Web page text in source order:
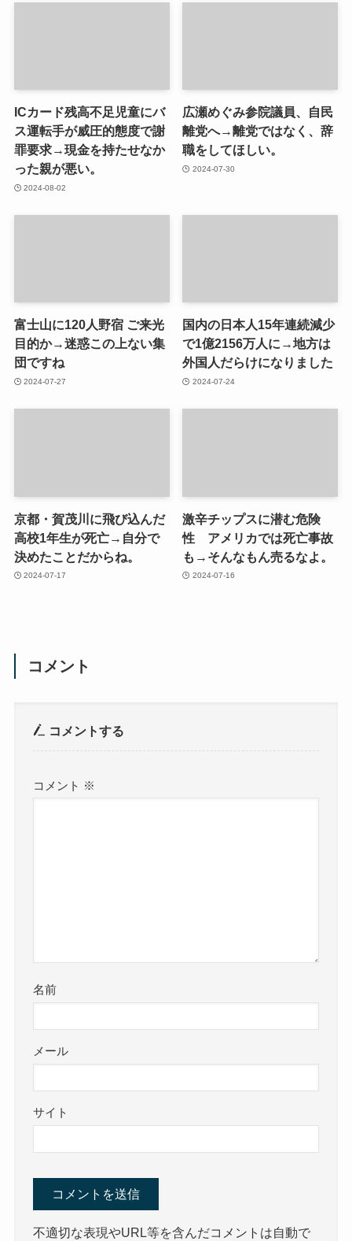
ICカード残高不足児童にバ
ス運転手が威圧的態度で謝
罪要求→現金を持たせなか
った親が悪い。
2024-08-02
広瀬めぐみ参院議員、自民
離党へ→離党ではなく、辞
職をしてほしい。
2024-07-30
富士山に120人野宿 ご来光
目的か→迷惑この上ない集
団ですね
2024-07-27
国内の日本人15年連続減少
で1億2156万人に→地方は
外国人だらけになりました
2024-07-24
京都・賀茂川に飛び込んだ
高校1年生が死亡→自分で
決めたことだからね。
2024-07-17
激辛チップスに潜む危険
性 アメリカでは死亡事故
も→そんなもん売るなよ。
2024-07-16
コメント
コメントする
コメント ※
名前
メール
サイト
不適切な表現やURL等を含んだコメントは自動で